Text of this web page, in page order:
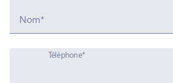
Nom*
Téléphone*